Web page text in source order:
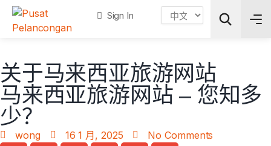
Search
Sign In
关于马来西亚旅游网站
马来西亚旅游网站 – 您知多
少？
wong 16 1 月, 2025 No Comments